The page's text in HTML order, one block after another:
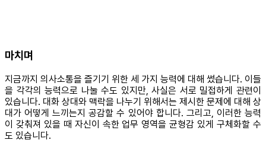
마치며
지금까지 의사소통을 즐기기 위한 세 가지 능력에 대해 썼습니다. 이들
을 각각의 능력으로 나눌 수도 있지만, 사실은 서로 밀접하게 관련이
있습니다. 대화 상대와 맥락을 나누기 위해서는 제시한 문제에 대해 상
대가 어떻게 느끼는지 공감할 수 있어야 합니다. 그리고, 이러한 능력
이 갖춰져 있을 때 자신이 속한 업무 영역을 균형감 있게 구체화할 수
도 있습니다.